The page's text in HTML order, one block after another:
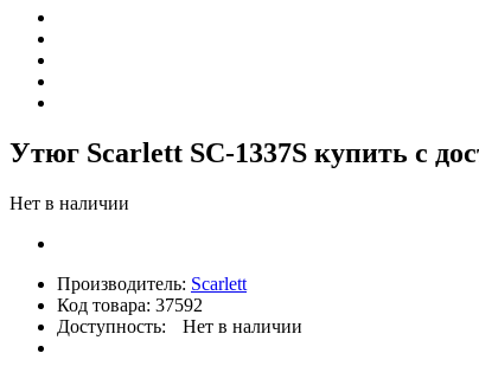
Утюг Scarlett SC-1337S купить с
Нет в наличии
Производитель: Scarlett
Код товара: 37592
Доступность:
Нет в наличии